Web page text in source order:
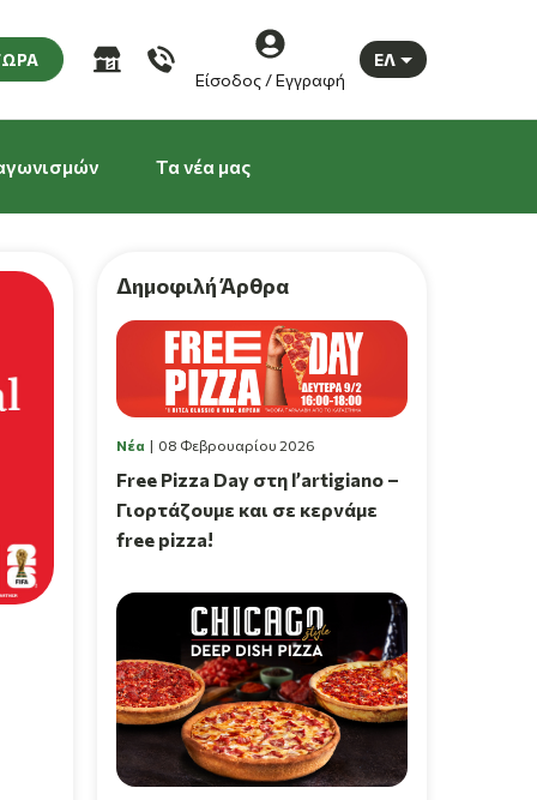
Είσοδος / Εγγραφή
ΕΛ
Τα νέα μας
Δημοφιλή Άρθρα
Νέα 08 Φεβρουαρίου 2026
Free Pizza Day στη l’artigiano –
Γιορτάζουμε και σε κερνάμε
free pizza!